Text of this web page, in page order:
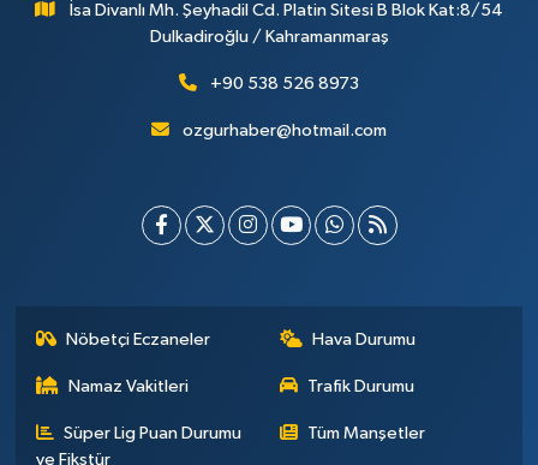
İsa Divanlı Mh. Şeyhadil Cd. Platin Sitesi B Blok Kat:8/54
Dulkadiroğlu / Kahramanmaraş
+90 538 526 8973
ozgurhaber@hotmail.com
Nöbetçi Eczaneler Hava Durumu
Namaz Vakitleri Trafik Durumu
Süper Lig Puan Durumu
ve Fikstür
Tüm Manşetler